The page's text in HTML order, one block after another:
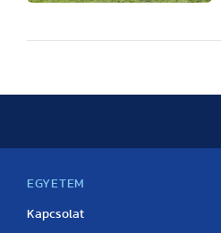
EGYETEM
Kapcsolat